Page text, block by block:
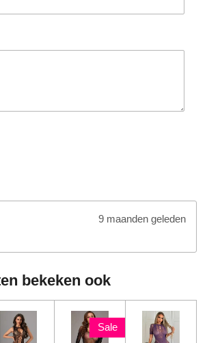
9 maanden geleden
bekeken ook
Sale